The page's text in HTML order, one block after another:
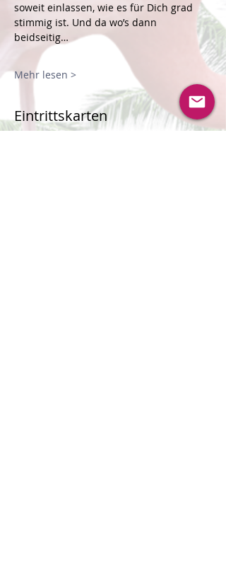
soweit einlassen, wie es für Dich grad
stimmig ist. Und da wo’s dann
beidseitig…
Mehr lesen >
Eintrittskarten